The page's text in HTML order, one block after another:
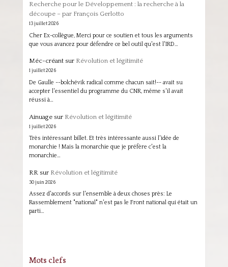
Recherche pour le Développement : la recherche à la
découpe – par François Gerlotto
13 juillet 2026
Cher Ex-collègue, Merci pour ce soutien et tous les arguments
que vous avancez pour défendre ce bel outil qu'est l'IRD…
Méc-créantsur Révolution et légitimité
1 juillet 2026
De Gaulle --bolchévik radical comme chacun sait!-- avait su
accepter l'essentiel du programme du CNR, même s'il avait
réussi à…
Ainuagesur Révolution et légitimité
1 juillet 2026
Très intéressant billet. Et très intéressante aussi l'idée de
monarchie ! Mais la monarchie que je préfère c'est la
monarchie…
RR sur Révolution et légitimité
30 juin 2026
Assez d'accords sur l'ensemble à deux choses près: Le
Rassemblement "national" n'est pas le Front national qui était un
parti…
Mots clefs